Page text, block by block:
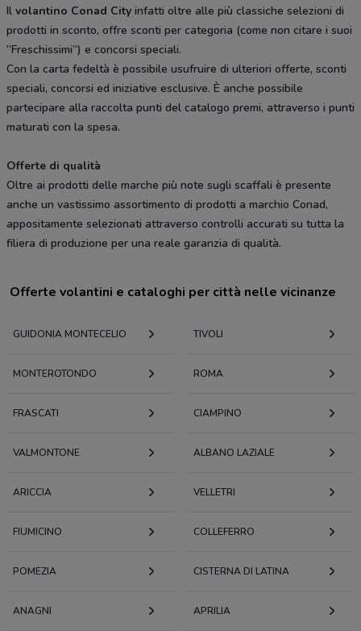
Il volantino Conad City infatti oltre alle più classiche selezioni di
prodotti in sconto, offre sconti per categoria (come non citare i suoi
“Freschissimi”) e concorsi speciali.
Con la carta fedeltà è possibile usufruire di ulteriori offerte, sconti
speciali, concorsi ed iniziative esclusive. È anche possibile
partecipare alla raccolta punti del catalogo premi, attraverso i punti
maturati con la spesa.
Offerte di qualità
Oltre ai prodotti delle marche più note sugli scaffali è presente
anche un vastissimo assortimento di prodotti a marchio Conad,
appositamente selezionati attraverso controlli accurati su tutta la
filiera di produzione per una reale garanzia di qualità.
Offerte volantini e cataloghi per città nelle vicinanze
GUIDONIA MONTECELIO TIVOLI
MONTEROTONDO ROMA
FRASCATI CIAMPINO
VALMONTONE ALBANO LAZIALE
ARICCIA VELLETRI
FIUMICINO COLLEFERRO
POMEZIA CISTERNA DI LATINA
ANAGNI APRILIA